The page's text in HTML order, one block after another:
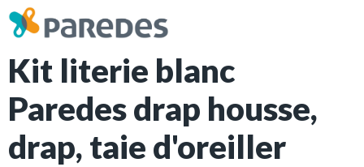
Kit literie blanc
Paredes drap housse,
drap, taie d'oreiller